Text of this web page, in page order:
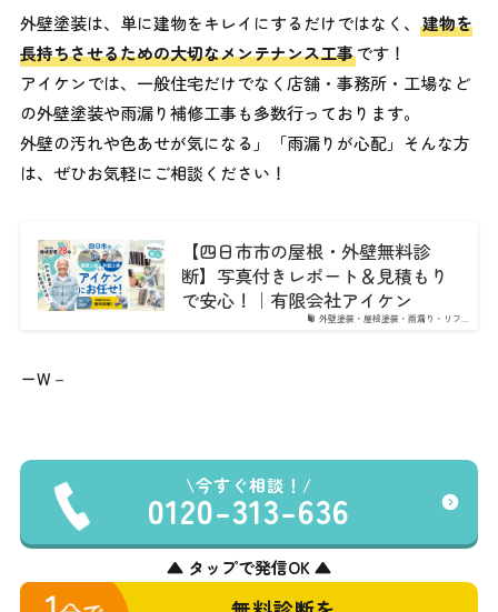
外壁塗装は、単に建物をキレイにするだけではなく、 建物を
長持ちさせるための大切なメンテナンス工事です！
アイケンでは、一般住宅だけでなく店舗・事務所・工場など
の外壁塗装や雨漏り補修工事も多数行っております。
外壁の汚れや色あせが気になる」「雨漏りが心配」そんな方
は、ぜひお気軽にご相談ください！
外壁塗装・屋根塗装・雨漏り・リフ…
【四日市市の屋根・外壁無料診
断】写真付きレポート＆見積もり
で安心！｜有限会社アイケン
ーW－
今すぐ相談！
0120-313-636
▲ タップで発信OK ▲